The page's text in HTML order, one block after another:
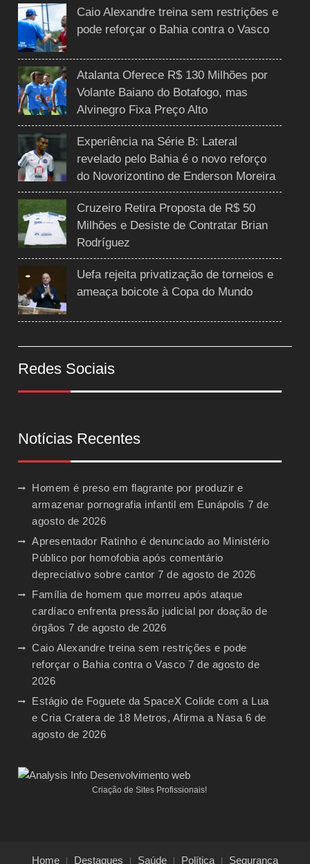
Caio Alexandre treina sem restrições e
pode reforçar o Bahia contra o Vasco
Atalanta Oferece R$ 130 Milhões por
Volante Baiano do Botafogo, mas
Alvinegro Fixa Preço Alto
Experiência na Série B: Lateral
revelado pelo Bahia é o novo reforço
do Novorizontino de Enderson Moreira
Cruzeiro Retira Proposta de R$ 50
Milhões e Desiste de Contratar Brian
Rodríguez
Uefa rejeita privatização de torneios e
ameaça boicote à Copa do Mundo
Redes Sociais
Notícias Recentes
Homem é preso em flagrante por produzir e
armazenar pornografia infantil em Eunápolis 7 de
agosto de 2026
Apresentador Ratinho é denunciado ao Ministério
Público por homofobia após comentário
depreciativo sobre cantor 7 de agosto de 2026
Família de homem que morreu após ataque
cardíaco enfrenta pressão judicial por doação de
órgãos 7 de agosto de 2026
Caio Alexandre treina sem restrições e pode
reforçar o Bahia contra o Vasco 7 de agosto de
2026
Estágio de Foguete da SpaceX Colide com a Lua
e Cria Cratera de 18 Metros, Afirma a Nasa 6 de
agosto de 2026
Criação de Sites Profissionais!
Home Destaques Saúde Política Segurança